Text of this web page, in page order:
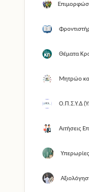
Θέματα
Μητρώο
Ο.Π.Σ.Υ.Δ
Αιτήσεις